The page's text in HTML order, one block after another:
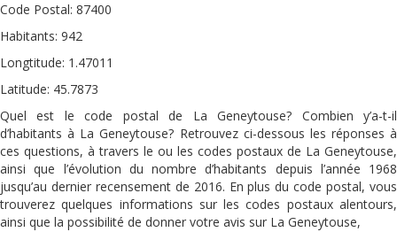
Code Postal: 87400
Habitants: 942
Longtitude: 1.47011
Latitude: 45.7873
Quel est le code postal de La Geneytouse? Combien y’a-t-il
d’habitants à La Geneytouse? Retrouvez ci-dessous les réponses à
ces questions, à travers le ou les codes postaux de La Geneytouse,
ainsi que l’évolution du nombre d’habitants depuis l’année 1968
jusqu’au dernier recensement de 2016. En plus du code postal, vous
trouverez quelques informations sur les codes postaux alentours,
ainsi que la possibilité de donner votre avis sur La Geneytouse,